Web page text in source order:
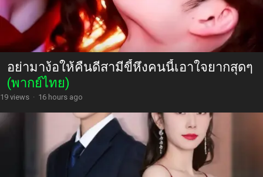
อย่ามาง้อให้คืนดีสามีขี้หึงคนนี้เอาใจยากสุดๆ
(พากย์ไทย)
19 views · 16 hours ago